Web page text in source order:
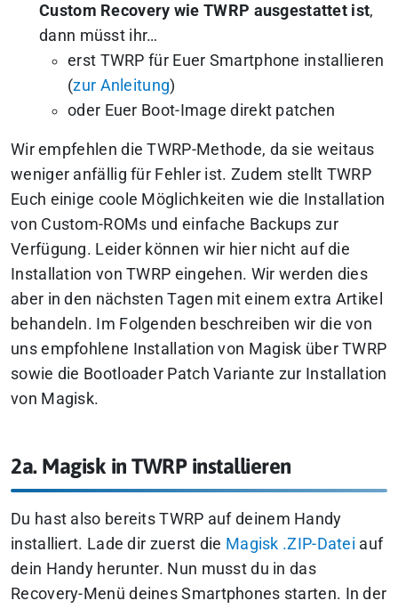
Custom Recovery wie TWRP ausgestattet ist,
dann müsst ihr…
erst TWRP für Euer Smartphone installieren
(zur Anleitung)
oder Euer Boot-Image direkt patchen
Wir empfehlen die TWRP-Methode, da sie weitaus
weniger anfällig für Fehler ist. Zudem stellt TWRP
Euch einige coole Möglichkeiten wie die Installation
von Custom-ROMs und einfache Backups zur
Verfügung. Leider können wir hier nicht auf die
Installation von TWRP eingehen. Wir werden dies
aber in den nächsten Tagen mit einem extra Artikel
behandeln. Im Folgenden beschreiben wir die von
uns empfohlene Installation von Magisk über TWRP
sowie die Bootloader Patch Variante zur Installation
von Magisk.
2a. Magisk in TWRP installieren
Du hast also bereits TWRP auf deinem Handy
installiert. Lade dir zuerst die Magisk .ZIP-Datei auf
dein Handy herunter. Nun musst du in das
Recovery-Menü deines Smartphones starten. In der